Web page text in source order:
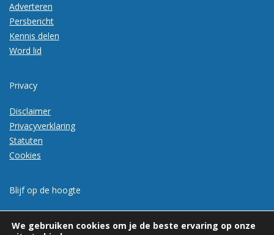
Adverteren
Persbericht
Kennis delen
Word lid
Privacy
Disclaimer
Privacyverklaring
Statuten
Cookies
Blijf op de hoogte
We gebruiken cookies om je de beste ervaring op onze